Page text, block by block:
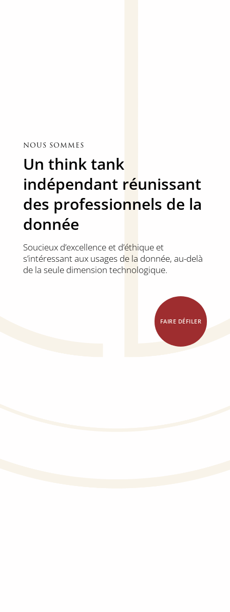
NOUS SOMMES
Un think tank
indépendant réunissant
des professionnels de la
donnée
Soucieux d’excellence et d’éthique et
s’intéressant aux usages de la donnée, au-delà
de la seule dimension technologique.
FAIRE DÉFILER